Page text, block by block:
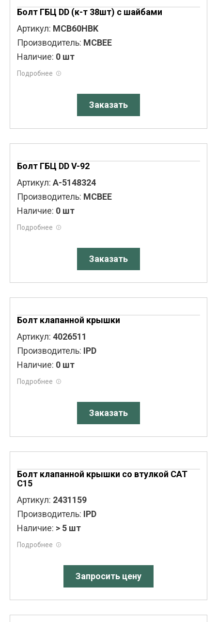
Болт ГБЦ DD (к-т 38шт) с шайбами
Артикул: MCB60HBK
Производитель: MCBEE
Наличие: 0 шт
Подробнее
Заказать
Болт ГБЦ DD V-92
Артикул: A-5148324
Производитель: MCBEE
Наличие: 0 шт
Подробнее
Заказать
Болт клапанной крышки
Артикул: 4026511
Производитель: IPD
Наличие: 0 шт
Подробнее
Заказать
Болт клапанной крышки со втулкой CAT
C15
Артикул: 2431159
Производитель: IPD
Наличие: > 5 шт
Подробнее
Запросить цену